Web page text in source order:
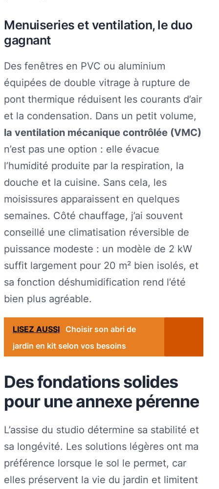
Menuiseries et ventilation, le duo
gagnant
Des fenêtres en PVC ou aluminium
équipées de double vitrage à rupture de
pont thermique réduisent les courants d’air
et la condensation. Dans un petit volume,
la ventilation mécanique contrôlée (VMC)
n’est pas une option : elle évacue
l’humidité produite par la respiration, la
douche et la cuisine. Sans cela, les
moisissures apparaissent en quelques
semaines. Côté chauffage, j’ai souvent
conseillé une climatisation réversible de
puissance modeste : un modèle de 2 kW
suffit largement pour 20 m² bien isolés, et
sa fonction déshumidification rend l’été
bien plus agréable.
LISEZ AUSSI
Choisir son abri de
jardin en kit selon vos besoins
Des fondations solides
pour une annexe pérenne
L’assise du studio détermine sa stabilité et
sa longévité. Les solutions légères ont ma
préférence lorsque le sol le permet, car
elles préservent la vie du jardin et limitent